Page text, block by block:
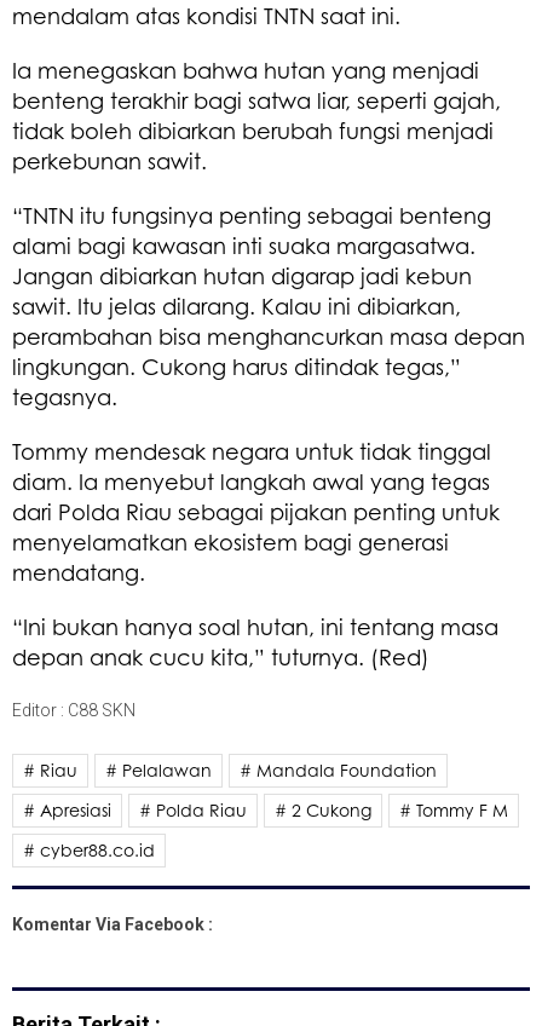
mendalam atas kondisi TNTN saat ini.
Ia menegaskan bahwa hutan yang menjadi
benteng terakhir bagi satwa liar, seperti gajah,
tidak boleh dibiarkan berubah fungsi menjadi
perkebunan sawit.
“TNTN itu fungsinya penting sebagai benteng
alami bagi kawasan inti suaka margasatwa.
Jangan dibiarkan hutan digarap jadi kebun
sawit. Itu jelas dilarang. Kalau ini dibiarkan,
perambahan bisa menghancurkan masa depan
lingkungan. Cukong harus ditindak tegas,”
tegasnya.
Tommy mendesak negara untuk tidak tinggal
diam. Ia menyebut langkah awal yang tegas
dari Polda Riau sebagai pijakan penting untuk
menyelamatkan ekosistem bagi generasi
mendatang.
“Ini bukan hanya soal hutan, ini tentang masa
depan anak cucu kita,” tuturnya. (Red)
Editor : C88 SKN
# Riau # Pelalawan
# Mandala Foundation
# Apresiasi
# Polda Riau # 2 Cukong
# Tommy F M
# cyber88.co.id
Komentar Via Facebook :